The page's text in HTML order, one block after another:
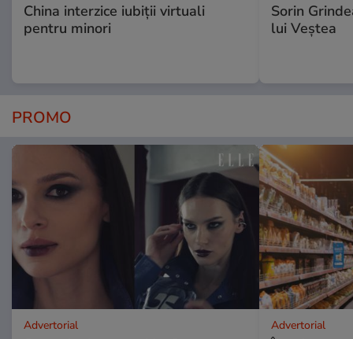
China interzice iubiții virtuali
pentru minori
Sorin
lui Veștea
PROMO
Advertorial Advertorial